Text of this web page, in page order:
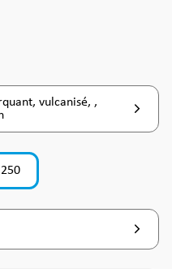
vulcanisé, ,
250